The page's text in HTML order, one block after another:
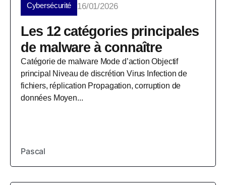
Cybersécurité 16/01/2026
Les 12 catégories principales
de malware à connaître
Catégorie de malware Mode d’action Objectif
principal Niveau de discrétion Virus Infection de
fichiers, réplication Propagation, corruption de
données Moyen...
Pascal